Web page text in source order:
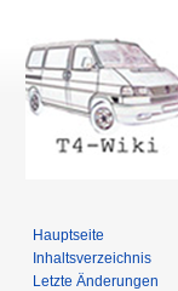
Hauptseite
Inhaltsverzeichnis
Letzte Änderungen